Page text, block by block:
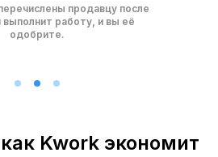
продавцу после
выполнит работу, и вы её
одобрите.
Kwork экономит